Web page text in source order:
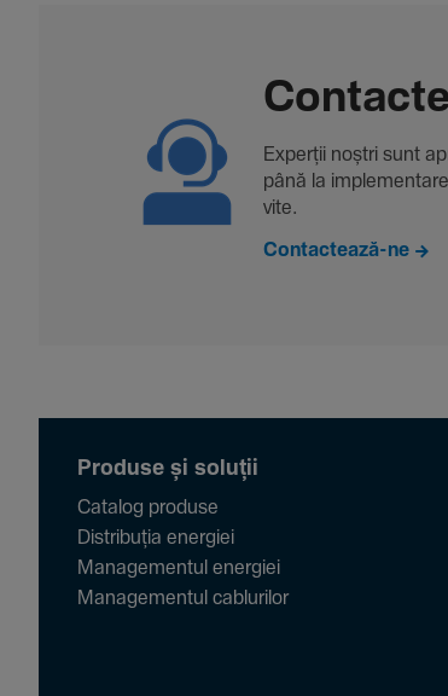
Experții noștri sunt
până la
vite.
Contactează-ne
Produse și soluții
Catalog produse
Distribuția energiei
Managementul energiei
Managementul cablurilor